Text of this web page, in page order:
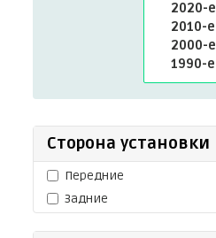
2020-е
2010-е
2000-е
1990-е
Сторона установки
Передние
Задние